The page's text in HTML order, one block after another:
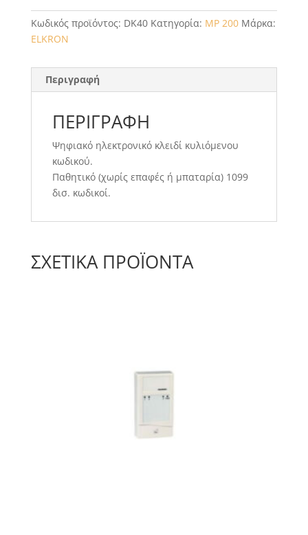
Κωδικός προϊόντος: DK40 Κατηγορία: MP 200 Μάρκα:
ELKRON
Περιγραφή
ΠΕΡΙΓΡΑΦΉ
Ψηφιακό ηλεκτρονικό κλειδί κυλιόμενου
κωδικού.
Παθητικό (χωρίς επαφές ή μπαταρία) 1099
δισ. κωδικοί.
ΣΧΕΤΙΚΆ ΠΡΟΪΌΝΤΑ